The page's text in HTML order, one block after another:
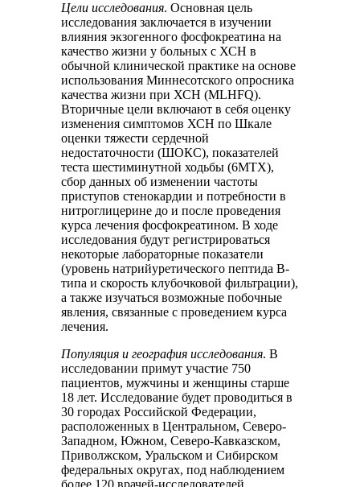
Цели исследования. Основная цель
исследования заключается в изучении
влияния экзогенного фосфокреатина на
качество жизни у больных с ХСН в
обычной клинической практике на основе
использования Миннесотского опросника
качества жизни при ХСН (MLHFQ).
Вторичные цели включают в себя оценку
изменения симптомов ХСН по Шкале
оценки тяжести сердечной
недостаточности (ШОКС), показателей
теста шестиминутной ходьбы (6МТХ),
сбор данных об изменении частоты
приступов стенокардии и потребности в
нитроглицерине до и после проведения
курса лечения фосфокреатином. В ходе
исследования будут регистрироваться
некоторые лабораторные показатели
(уровень натрийуретического пептида B-
типа и скорость клубочковой фильтрации),
а также изучаться возможные побочные
явления, связанные с проведением курса
лечения.
Популяция и география исследования. В
исследовании примут участие 750
пациентов, мужчины и женщины старше
18 лет. Исследование будет проводиться в
30 городах Российской Федерации,
расположенных в Центральном, Северо-
Западном, Южном, Северо-Кавказском,
Приволжском, Уральском и Сибирском
федеральных округах, под наблюдением
более 120 врачей-исследователей.